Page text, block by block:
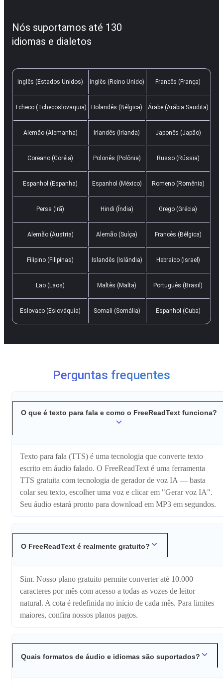
Nós suportamos até 130
idiomas e dialetos
Inglês (Estados Unidos) Inglês (Reino Unido) Francês (França)
Tcheco (Tchecoslovaquia) Holandês (Bélgica) Árabe (Arábia Saudita)
Alemão (Alemanha) Irlandês (Irlanda) Japonês (Japão)
Coreano (Coréia) Polonês (Polônia) Russo (Rússia)
Espanhol (Espanha) Espanhol (México) Romeno (Romênia)
Persa (Irã) Hindi (Índia) Grego (Grécia)
Alemão (Áustria) Alemão (Suíça) Francês (Bélgica)
Filipino (Filipinas) Islandês (Islândia) Hebraico (Israel)
Lao (Laos) Maltês (Malta) Português (Brasil)
Eslovaco (Eslováquia) Somali (Somália) Espanhol (Cuba)
Perguntas frequentes
O que é texto para fala e como o FreeReadText funciona?
Texto para fala (TTS) é uma tecnologia que converte texto
escrito em áudio falado. O FreeReadText é uma ferramenta
TTS gratuita com tecnologia de gerador de voz IA — basta
colar seu texto, escolher uma voz e clicar em "Gerar voz IA".
Seu áudio estará pronto para download em MP3 em segundos.
O FreeReadText é realmente gratuito?
Sim. Nosso plano gratuito permite converter até 10.000
caracteres por mês com acesso a todas as vozes de leitor
natural. A cota é redefinida no início de cada mês. Para limites
maiores, confira nossos planos pagos.
Quais formatos de áudio e idiomas são suportados?